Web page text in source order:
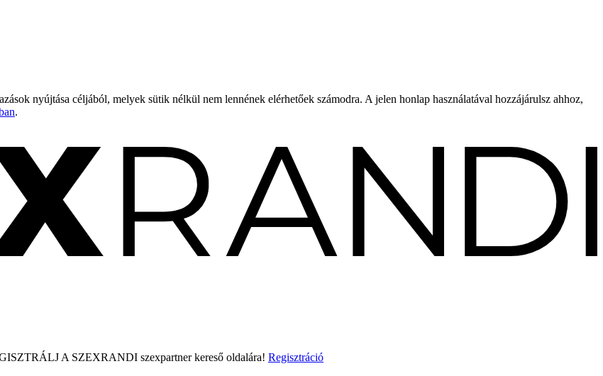
nyújtása céljából, melyek sütik nélkül nem lennének elérhetőek számodra. A jelen honlap használatával hozzájárulsz ahhoz,
.
A SZEXRANDI szexpartner kereső oldalára! Regisztráció